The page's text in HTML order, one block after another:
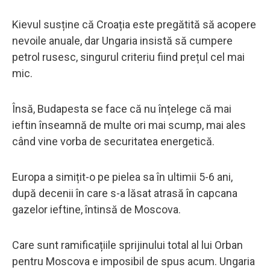
Kievul susține că Croația este pregătită să acopere
nevoile anuale, dar Ungaria insistă să cumpere
petrol rusesc, singurul criteriu fiind prețul cel mai
mic.
Însă, Budapesta se face că nu înțelege că mai
ieftin înseamnă de multe ori mai scump, mai ales
când vine vorba de securitatea energetică.
Europa a simițit-o pe pielea sa în ultimii 5-6 ani,
după decenii în care s-a lăsat atrasă în capcana
gazelor ieftine, întinsă de Moscova.
Care sunt ramificațiile sprijinului total al lui Orban
pentru Moscova e imposibil de spus acum. Ungaria